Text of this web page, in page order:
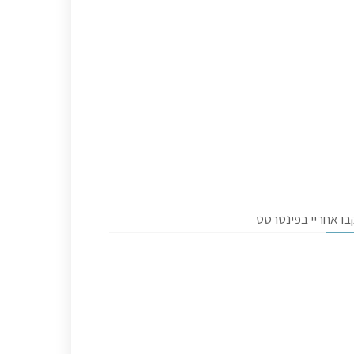
אחריי בפינטרסט